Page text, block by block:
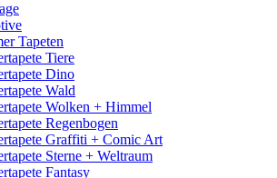
Tapeten
Tiere
Dino
Wald
Wolken + Himmel
Regenbogen
Graffiti + Comic Art
Sterne + Weltraum
Fantasy